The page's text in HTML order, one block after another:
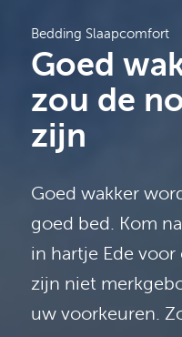
Bedding Slaapcomfort
Goed
zou de
zijn
Goed wakker
goed bed. Kom
in hartje Ede
zijn niet
uw voorkeuren.